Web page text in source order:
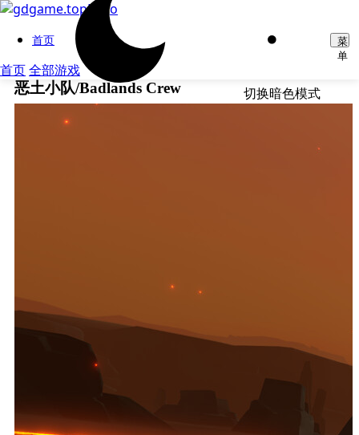
首页
首页全部游戏
切换暗色模式
菜
单
恶土小队/Badlands Crew